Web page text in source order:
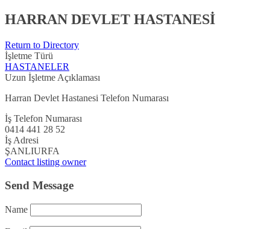
HARRAN DEVLET HASTANESİ
Return to Directory
İşletme Türü
HASTANELER
Uzun İşletme Açıklaması
Harran Devlet Hastanesi Telefon Numarası
İş Telefon Numarası
0414 441 28 52
İş Adresi
ŞANLIURFA
Contact listing owner
Send Message
Name